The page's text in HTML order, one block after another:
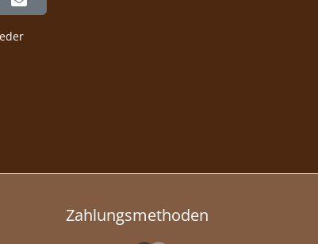
Zahlungsmethoden